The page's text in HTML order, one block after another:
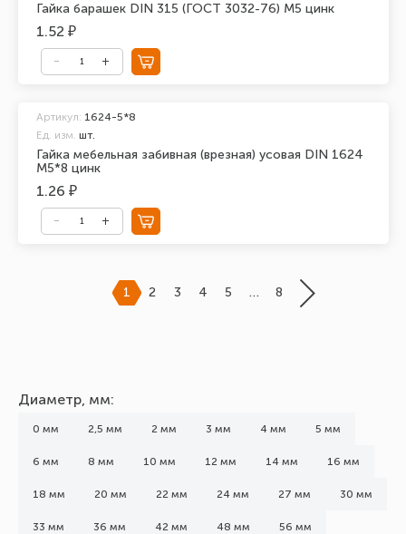
Гайка барашек DIN 315 (ГОСТ 3032-76) М5 цинк
1.52 ₽
Гайка мебельная забивная (врезная) усовая DIN 1624
М5*8 цинк
Артикул: 1624-5*8
Ед. изм. шт.
1.26 ₽
1 2 3 4 5 … 8
Диаметр, мм:
0 мм 2,5 мм 2 мм 3 мм 4 мм 5 мм
6 мм 8 мм 10 мм 12 мм 14 мм 16 мм
18 мм 20 мм 22 мм 24 мм 27 мм 30 мм
33 мм 36 мм 42 мм 48 мм 56 мм